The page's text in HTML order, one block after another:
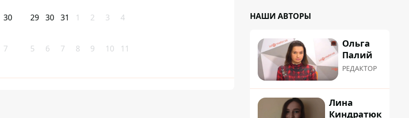
30
7
29 30 31 1 2 3 4
5 6 7 8 9 10 11
НАШИ АВТОРЫ
Ольга
Палий
РЕДАКТОР
Лина
Киндратюк